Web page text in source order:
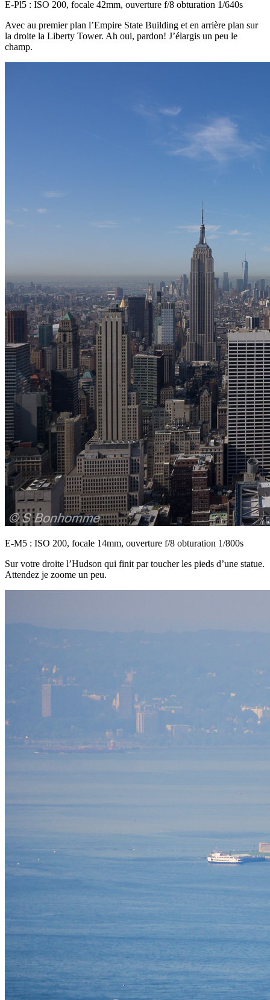
E-Pl5 : ISO 200, focale 42mm, ouverture f/8 obturation 1/640s
Avec au premier plan l’Empire State Building et en arrière plan sur
la droite la Liberty Tower. Ah oui, pardon! J’élargis un peu le
champ.
E-M5 : ISO 200, focale 14mm, ouverture f/8 obturation 1/800s
Sur votre droite l’Hudson qui finit par toucher les pieds d’une statue.
Attendez je zoome un peu.